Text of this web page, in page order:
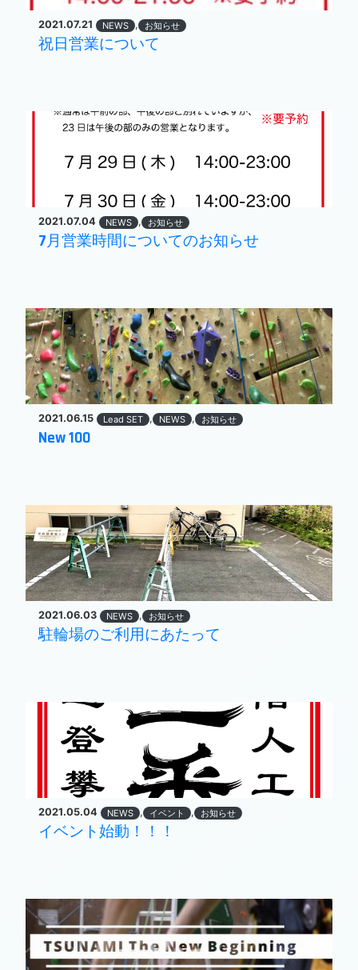
2021.07.21 NEWS , お知らせ
祝日営業について
2021.07.04 NEWS , お知らせ
7月営業時間についてのお知らせ
2021.06.15 Lead SET , NEWS , お知らせ
New 100
2021.06.03 NEWS , お知らせ
駐輪場のご利用にあたって
2021.05.04 NEWS , イベント , お知らせ
イベント始動！！！